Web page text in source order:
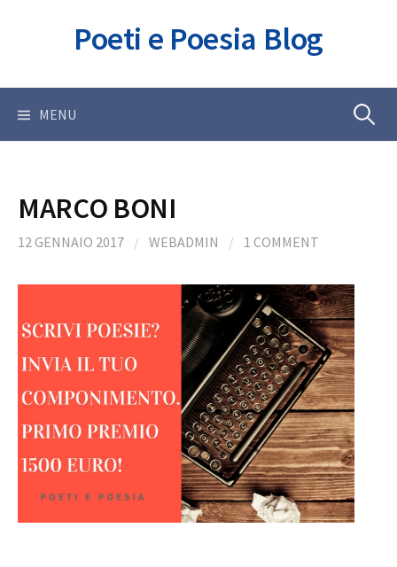
Poeti e Poesia Blog
MENU Ricerca
MARCO BONI
12 GENNAIO 2017 / WEBADMIN / 1 COMMENT